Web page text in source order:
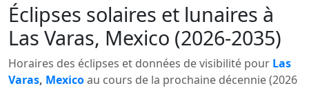
Éclipses solaires et lunaires à
Las Varas, Mexico (2026-2035)
Horaires des éclipses et données de visibilité pour Las
Varas, Mexicoau cours de la prochaine décennie (2026